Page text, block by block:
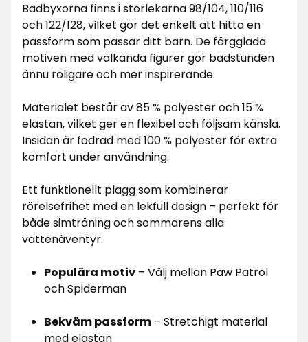
Badbyxorna finns i storlekarna 98/104, 110/116
och 122/128, vilket gör det enkelt att hitta en
passform som passar ditt barn. De färgglada
motiven med välkända figurer gör badstunden
ännu roligare och mer inspirerande.
Materialet består av 85 % polyester och 15 %
elastan, vilket ger en flexibel och följsam känsla.
Insidan är fodrad med 100 % polyester för extra
komfort under användning.
Ett funktionellt plagg som kombinerar
rörelsefrihet med en lekfull design – perfekt för
både simträning och sommarens alla
vattenäventyr.
Populära motiv – Välj mellan Paw Patrol
och Spiderman
Bekväm passform – Stretchigt material
med elastan